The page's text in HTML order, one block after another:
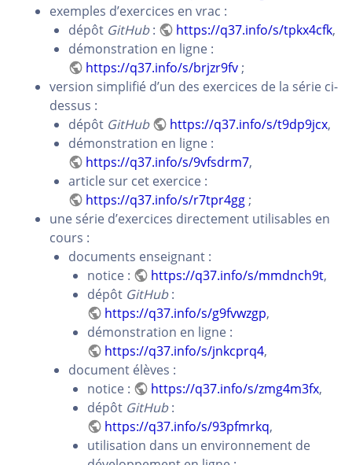
exemples d’exercices en vrac :
dépôt GitHub: https://q37.info/s/tpkx4cfk,
démonstration en ligne :
https://q37.info/s/brjzr9fv ;
version simplifié d’un des exercices de la série ci-
dessus :
dépôt GitHub https://q37.info/s/t9dp9jcx,
démonstration en ligne :
https://q37.info/s/9vfsdrm7,
article sur cet exercice :
https://q37.info/s/r7tpr4gg ;
une série d’exercices directement utilisables en
cours :
documents enseignant :
notice :
https://q37.info/s/mmdnch9t,
dépôt GitHub:
https://q37.info/s/g9fvwzgp,
démonstration en ligne :
https://q37.info/s/jnkcprq4,
document élèves :
notice :
https://q37.info/s/zmg4m3fx,
dépôt GitHub:
https://q37.info/s/93pfmrkq,
utilisation dans un environnement de